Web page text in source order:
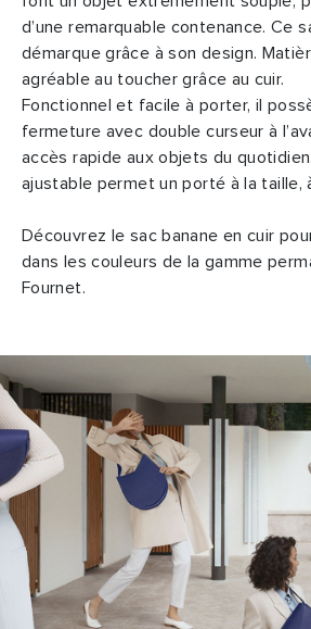
d’une remarquable contenance. Ce
démarque grâce à son design.
agréable au toucher grâce au cuir.
Fonctionnel et facile à porter, il
fermeture avec double curseur à
accès rapide aux objets du
ajustable permet un porté à la taille,
Découvrez le sac banane en cuir
dans les couleurs de la gamme
Fournet.